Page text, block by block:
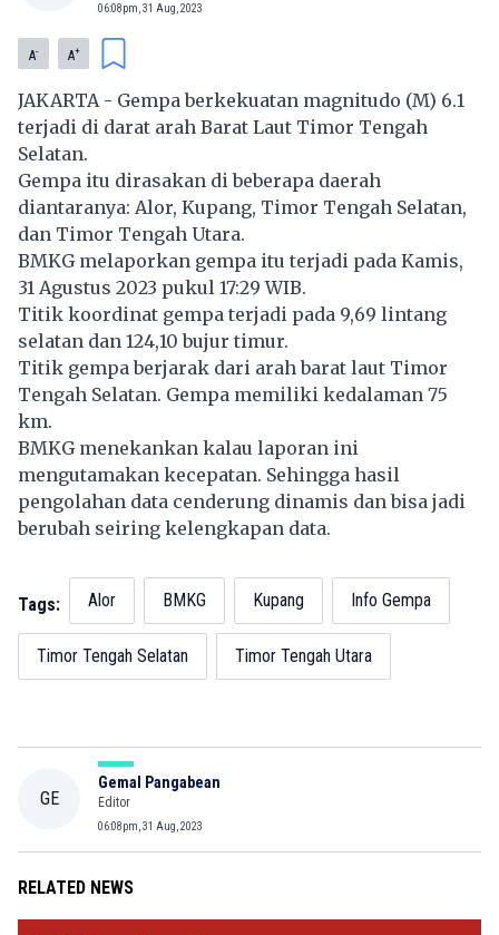
06:08pm, 31 Aug, 2023
A- A+
JAKARTA - Gempa berkekuatan magnitudo (M) 6.1
terjadi di darat arah Barat Laut Timor Tengah
Selatan.
Gempa itu dirasakan di beberapa daerah
diantaranya: Alor, Kupang, Timor Tengah Selatan,
dan Timor Tengah Utara.
BMKG melaporkan gempa itu terjadi pada Kamis,
31 Agustus 2023 pukul 17:29 WIB.
Titik koordinat gempa terjadi pada 9,69 lintang
selatan dan 124,10 bujur timur.
Titik gempa berjarak dari arah barat laut Timor
Tengah Selatan. Gempa memiliki kedalaman 75
km.
BMKG menekankan kalau laporan ini
mengutamakan kecepatan. Sehingga hasil
pengolahan data cenderung dinamis dan bisa jadi
berubah seiring kelengkapan data.
Tags: Alor BMKG Kupang Info Gempa
Timor Tengah Selatan Timor Tengah Utara
GE
Gemal Pangabean
Editor
06:08pm, 31 Aug, 2023
RELATED NEWS